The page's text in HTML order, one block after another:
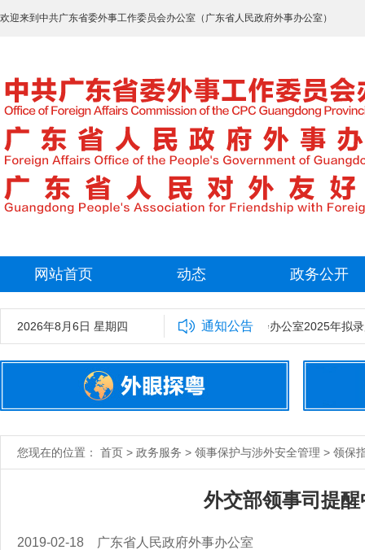
欢迎来到中共广东省委外事工作委员会办公室（广东省人民政府外事办公室）
网站首页 动态 政务公开
2026年8月6日 星期四 通知公告
中共广东省委外事工作委员会办公室2025年拟录
您现在的位置： 首页 > 政务服务 > 领事保护与涉外安全管理 > 领保
外交部领事司提
2019-02-18 广东省人民政府外事办公室